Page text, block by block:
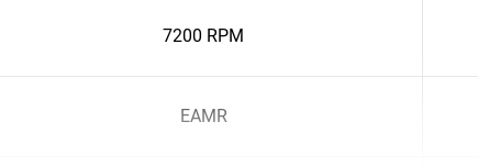
7200 RPM
EAMR